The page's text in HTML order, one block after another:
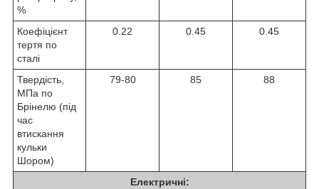
%
Коефіцієнт
тертя по
сталі
0.22 0.45 0.45
Твердість,
МПа по
Брінелю (під
час
втискання
кульки
Шором)
79-80 85 88
Електричні: